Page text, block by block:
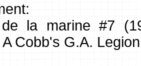
la marine #7
Cobb's G.A. Legion